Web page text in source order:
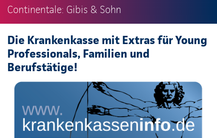
Continentale: Gibis & Sohn
Die Krankenkasse mit Extras für Young
Professionals, Familien und
Berufstätige!